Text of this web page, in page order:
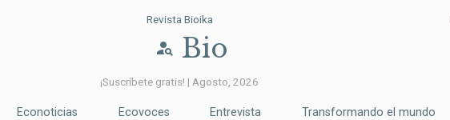
Revista Bioika
person_search Bio
¡Suscríbete gratis! | Agosto, 2026
Econoticias Ecovoces Entrevista Transformando el mundo